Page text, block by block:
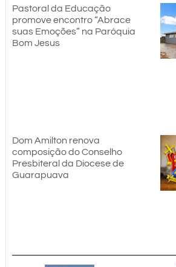
Pastoral da Educação
promove encontro “Abrace
suas Emoções” na Paróquia
Bom Jesus
Dom Amilton renova
composição do Conselho
Presbiteral da Diocese de
Guarapuava